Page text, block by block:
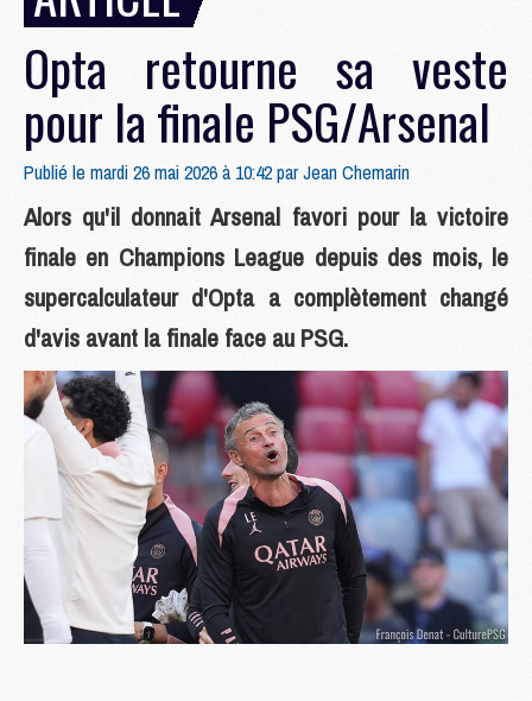
Opta retourne sa veste
pour la finale PSG/Arsenal
Publié le mardi 26 mai 2026 à 10:42 parJean Chemarin
Alors qu'il donnait Arsenal favori pour la victoire
finale en Champions League depuis des mois, le
supercalculateur d'Opta a complètement changé
d'avis avant la finale face au PSG.